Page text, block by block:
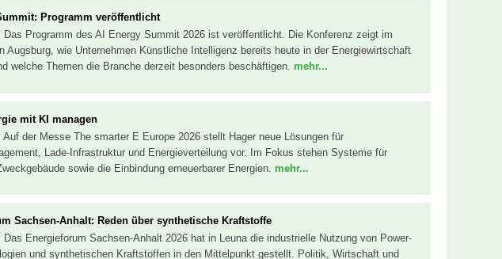
Programm veröffentlicht
Das Programm des AI Energy Summit 2026 ist veröffentlicht. Die Konferenz zeigt im
Augsburg, wie Unternehmen Künstliche Intelligenz bereits heute in der Energiewirtschaft
welche Themen die Branche derzeit besonders beschäftigen. mehr...
mit KI managen
Auf der Messe The smarter E Europe 2026 stellt Hager neue Lösungen für
Lade-Infrastruktur und Energieverteilung vor. Im Fokus stehen Systeme für
sowie die Einbindung erneuerbarer Energien. mehr...
Sachsen-Anhalt: Reden über synthetische Kraftstoffe
Das Energieforum Sachsen-Anhalt 2026 hat in Leuna die industrielle Nutzung von Power-
und synthetischen Kraftstoffen in den Mittelpunkt gestellt. Politik, Wirtschaft und